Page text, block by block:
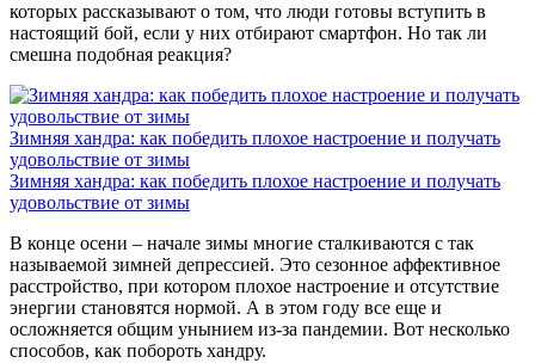
которых рассказывают о том, что люди готовы вступить в
настоящий бой, если у них отбирают смартфон. Но так ли
смешна подобная реакция?
Зимняя хандра: как победить плохое настроение и получать
удовольствие от зимы
Зимняя хандра: как победить плохое настроение и получать
удовольствие от зимы
В конце осени – начале зимы многие сталкиваются с так
называемой зимней депрессией. Это сезонное аффективное
расстройство, при котором плохое настроение и отсутствие
энергии становятся нормой. А в этом году все еще и
осложняется общим унынием из-за пандемии. Вот несколько
способов, как побороть хандру.